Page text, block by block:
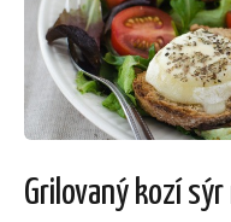
Grilovaný kozí